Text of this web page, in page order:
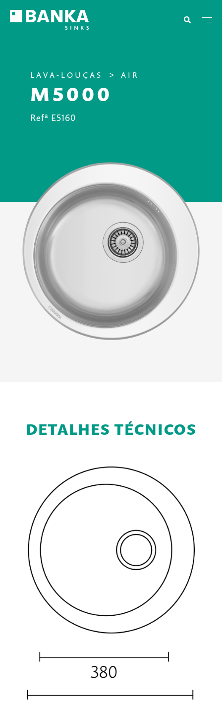
LAVA-LOUÇAS AIR
M5000
Refª E5160
DETALHES TÉCNICOS